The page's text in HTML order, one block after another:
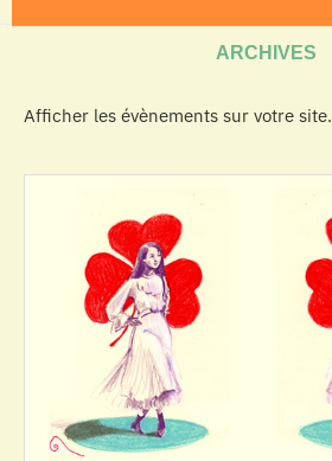
ARCHIVES
Afficher les évènements sur votre site.